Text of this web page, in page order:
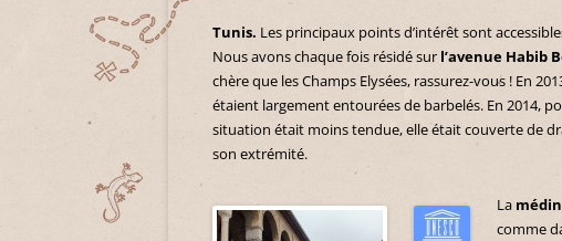
Tunis. Les principaux points d’intérêt sont
Nous avons chaque fois résidé sur l’avenue Habib
chère que les Champs Elysées, rassurez-vous ! En
étaient largement entourées de barbelés. En 2014,
situation était moins tendue, elle était couverte de
son extrémité.
La
comme